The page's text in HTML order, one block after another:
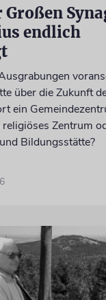
endlich
über die Zukunft
ein
Zentrum
Bildungsstätte?